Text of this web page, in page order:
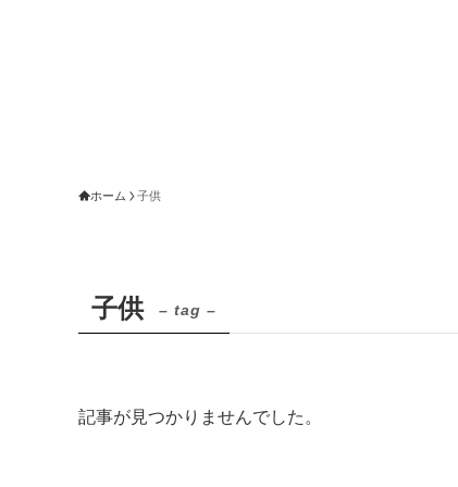
ホーム 子供
子供 – tag –
記事が見つかりませんでした。